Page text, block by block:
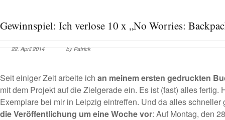
Gewinnspiel: Ich verlose 10 x „No Worries:
22. April 2014 by Patrick
Seit einiger Zeit arbeite ich an meinem ersten gedruckten
mit dem Projekt auf die Zielgerade ein. Es ist (fast) alles fertig.
Exemplare bei mir in Leipzig eintreffen. Und da alles
die Veröffentlichung um eine Woche vor: Auf Montag, den